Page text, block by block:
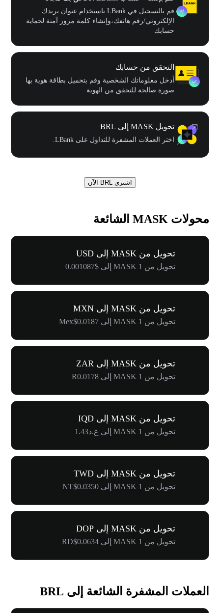
قم بالتسجيل في LBank باستخدام عنوان بريدك
الإلكتروني/رقم هاتفك،وإنشاء كلمة مرور آمنة لحماية
حسابك
التحقق من حسابك
أدخل معلوماتك الشخصية وقم بتحميل بطاقة هوية بها
صورة صالحة للتحقق من الهوية
تحويل MASK إلى BRL
اختر العملات المشفرة للتداول على LBank.
اشتري BRL الآن
محولات MASK الشائعة
تحويل من MASK إلى USD
تحويل من 1 MASK إلى $0.001087
تحويل من MASK إلى MXN
تحويل من 1 MASK إلى Mex$0.0187
تحويل من MASK إلى ZAR
تحويل من 1 MASK إلى R0.0178
تحويل من MASK إلى IQD
تحويل من 1 MASK إلى ع.د1.43
تحويل من MASK إلى TWD
تحويل من 1 MASK إلى NT$0.0350
تحويل من MASK إلى DOP
تحويل من 1 MASK إلى RD$0.0634
العملات المشفرة الشائعة إلى BRL